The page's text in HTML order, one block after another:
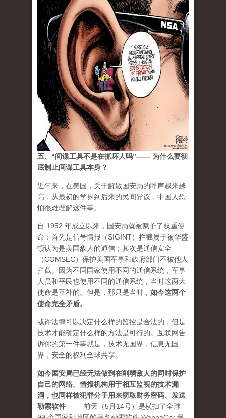
五、“间谍工具不是在抓坏人吗”—— 为什么要彻
底制止间谍工具本身？
近年来，在美国，关于解散国安局的呼声越来越
高，从最初的学界到后来的民间异议，中国人恐
怕很难理解这件事。
自 1952 年成立以来，国安局就被赋予了双重使
命：首先是信号情报（SIGINT）拦截属于被华盛
顿认为是美国敌人的通信；其次是通信安全
（COMSEC）保护美国军事和政府部门不被他人
拦截。因为不同国家使用不同的通信系统，军事
人员和平民也使用不同的通信系统，当时这两大
使命是互补的。但是，那只是当时， 如今这两个
使命完全矛盾。
或许法律可以决定什么样的监控是合法的，但是
技术才能确定什么样的方法是可行的。互联网告
诉你的第一件事就是，技术无国界，信息无国
界，安全的权利全球共享。
如今国安局已经无法做到在削弱敌人的同时保护
自己的网络。情报机构用于相互监视的技术漏
洞，也同样被犯罪分子用来窃取财务密码、发送
勒索软件 —— 前天（5月14号）是横扫了全球